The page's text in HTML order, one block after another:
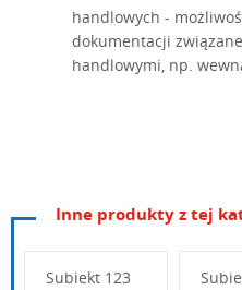
handlowych -
dokumentacji
handlowymi, np.
Inne produkty z tej
Subiekt 123